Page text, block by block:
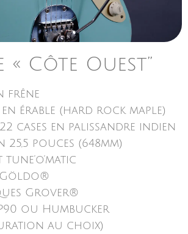
« Côte Ouest”
frêne
érable (hard rock maple)
cases en palissandre indien
25,5 pouces (648mm)
Grover®
ou Humbucker
au choix)